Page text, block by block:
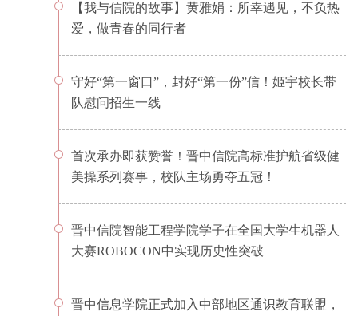
【我与信院的故事】黄雅娟：所幸遇见，不负热
爱，做青春的同行者
守好“第一窗口”，封好“第一份”信！姬宇校长带
队慰问招生一线
首次承办即获赞誉！晋中信院高标准护航省级健
美操系列赛事，校队主场勇夺五冠！
晋中信院智能工程学院学子在全国大学生机器人
大赛ROBOCON中实现历史性突破
晋中信息学院正式加入中部地区通识教育联盟，